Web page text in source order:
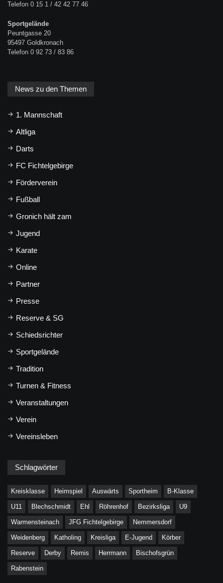
Telefon 0 15 1 / 42 42 77 46
Sportgelände
Peuntgasse 20
95497 Goldkronach
Telefon 0 92 73 / 83 86
News zu den Themen
1. Mannschaft
Altliga
Darts
FC Fichtelgebirge
Förderverein
Fußball
Gronich hält zam
Jugend
Karate
Online
Partner
Presse
Reserve & SG
Schiedsrichter
Sportgelände
Tradition
Turnen & Fitness
Veranstaltungen
Verein
Vereinsleben
Schlagwörter
Kreisklasse Heimspiel Auswärts Sportheim B-Klasse
U11 Blechschmidt Ehl Röhrenhof Bezirksliga U9
Warmensteinach JFG Fichtelgebirge Nemmersdorf
Weidenberg Katholing Kreisliga E-Jugend Körber
Reserve Derby Remis Herrmann Bischofsgrün
Rabenstein